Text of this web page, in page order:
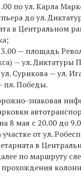
по ул. Карла
до ул.
в Центральном
— площадь
— ул. Диктатуры
Сурикова — ул.
пл. Победы.
знаковая
8 мая с 20.00 до
от ул.
в
по маршруту
прохождения